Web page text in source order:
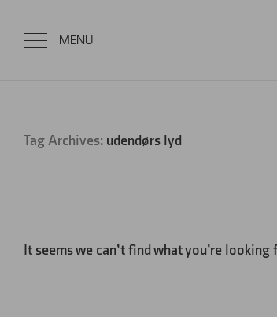
Tag Archives: udendørs lyd
It seems we can’t find what you’re looking